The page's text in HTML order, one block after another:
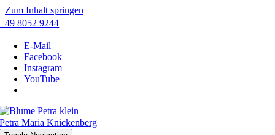
Zum Inhalt springen
+49 8052 9244
E-Mail
Facebook
Instagram
YouTube
Petra Maria Knickenberg